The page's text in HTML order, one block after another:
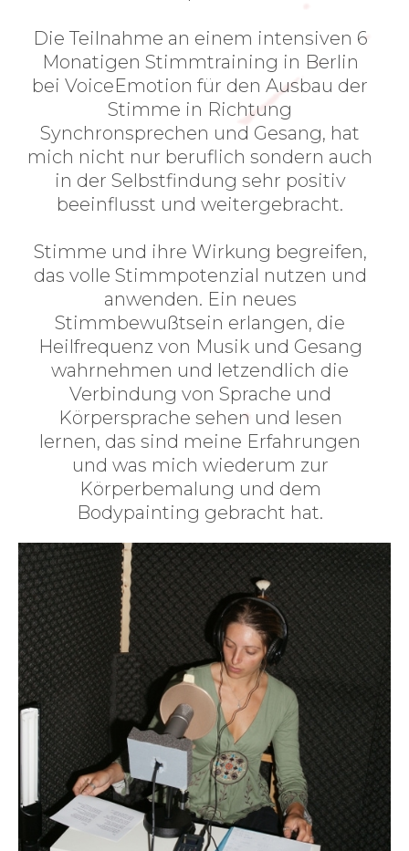
Die Teilnahme an einem intensiven 6
Monatigen Stimmtraining in Berlin
bei VoiceEmotion für den Ausbau der
Stimme in Richtung
Synchronsprechen und Gesang, hat
mich nicht nur beruflich sondern auch
in der Selbstfindung sehr positiv
beeinflusst und weitergebracht.
Stimme und ihre Wirkung begreifen,
das volle Stimmpotenzial nutzen und
anwenden. Ein neues
Stimmbewußtsein erlangen, die
Heilfrequenz von Musik und Gesang
wahrnehmen und letzendlich die
Verbindung von Sprache und
Körpersprache sehen und lesen
lernen, das sind meine Erfahrungen
und was mich wiederum zur
Körperbemalung und dem
Bodypainting gebracht hat.